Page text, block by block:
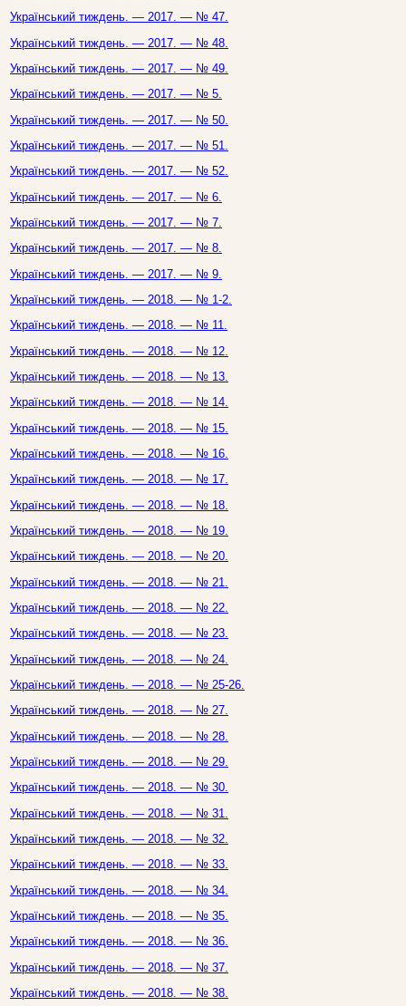
Український тиждень. — 2017. — № 47.
Український тиждень. — 2017. — № 48.
Український тиждень. — 2017. — № 49.
Український тиждень. — 2017. — № 5.
Український тиждень. — 2017. — № 50.
Український тиждень. — 2017. — № 51.
Український тиждень. — 2017. — № 52.
Український тиждень. — 2017. — № 6.
Український тиждень. — 2017. — № 7.
Український тиждень. — 2017. — № 8.
Український тиждень. — 2017. — № 9.
Український тиждень. — 2018. — № 1-2.
Український тиждень. — 2018. — № 11.
Український тиждень. — 2018. — № 12.
Український тиждень. — 2018. — № 13.
Український тиждень. — 2018. — № 14.
Український тиждень. — 2018. — № 15.
Український тиждень. — 2018. — № 16.
Український тиждень. — 2018. — № 17.
Український тиждень. — 2018. — № 18.
Український тиждень. — 2018. — № 19.
Український тиждень. — 2018. — № 20.
Український тиждень. — 2018. — № 21.
Український тиждень. — 2018. — № 22.
Український тиждень. — 2018. — № 23.
Український тиждень. — 2018. — № 24.
Український тиждень. — 2018. — № 25-26.
Український тиждень. — 2018. — № 27.
Український тиждень. — 2018. — № 28.
Український тиждень. — 2018. — № 29.
Український тиждень. — 2018. — № 30.
Український тиждень. — 2018. — № 31.
Український тиждень. — 2018. — № 32.
Український тиждень. — 2018. — № 33.
Український тиждень. — 2018. — № 34.
Український тиждень. — 2018. — № 35.
Український тиждень. — 2018. — № 36.
Український тиждень. — 2018. — № 37.
Український тиждень. — 2018. — № 38.